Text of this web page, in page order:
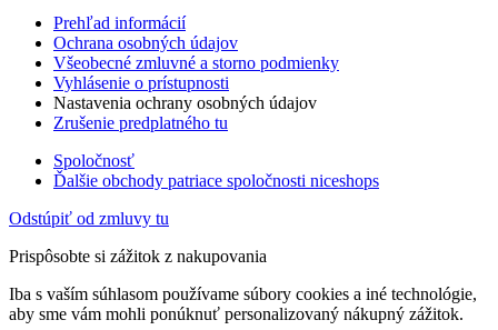
Prehľad informácií
Ochrana osobných údajov
Všeobecné zmluvné a storno podmienky
Vyhlásenie o prístupnosti
Nastavenia ochrany osobných údajov
Zrušenie predplatného tu
Spoločnosť
Ďalšie obchody patriace spoločnosti niceshops
Odstúpiť od zmluvy tu
Prispôsobte si zážitok z nakupovania
Iba s vaším súhlasom používame súbory cookies a iné technológie,
aby sme vám mohli ponúknuť personalizovaný nákupný zážitok.